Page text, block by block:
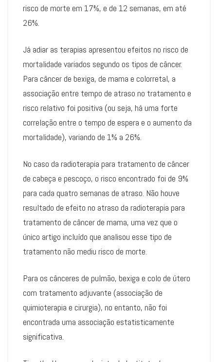
risco de morte em 17%, e de 12 semanas, em até
26%.
Já adiar as terapias apresentou efeitos no risco de
mortalidade variados segundo os tipos de câncer.
Para câncer de bexiga, de mama e colorretal, a
associação entre tempo de atraso no tratamento e
risco relativo foi positiva (ou seja, há uma forte
correlação entre o tempo de espera e o aumento da
mortalidade), variando de 1% a 26%.
No caso da radioterapia para tratamento de câncer
de cabeça e pescoço, o risco encontrado foi de 9%
para cada quatro semanas de atraso. Não houve
resultado de efeito no atraso da radioterapia para
tratamento de câncer de mama, uma vez que o
único artigo incluído que analisou esse tipo de
tratamento não mediu risco de morte.
Para os cânceres de pulmão, bexiga e colo de útero
com tratamento adjuvante (associação de
quimioterapia e cirurgia), no entanto, não foi
encontrada uma associação estatisticamente
significativa.